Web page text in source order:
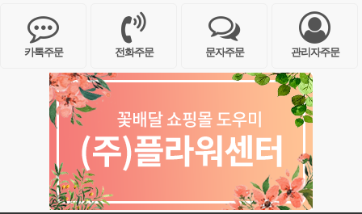
카톡주문 전화주문 문자주문 관리자주문